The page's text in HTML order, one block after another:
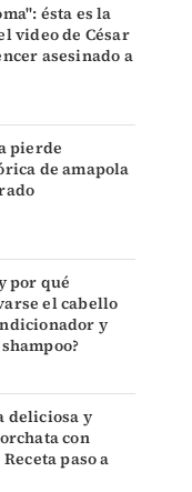
ésta es la
video de César
asesinado a
pierde
de amapola
por qué
el cabello
y
deliciosa y
con
paso a